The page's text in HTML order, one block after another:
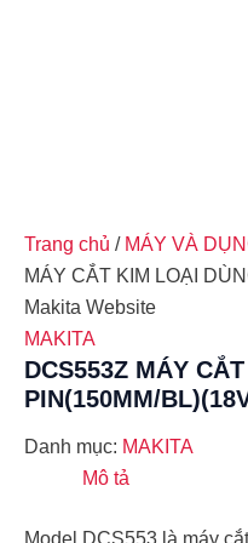
Trang chủ / MÁY VÀ
MÁY CẮT KIM LOẠI
Makita Website
MAKITA
DCS553Z MÁY
PIN(150MM/
Danh mục: MAKITA
Mô tả